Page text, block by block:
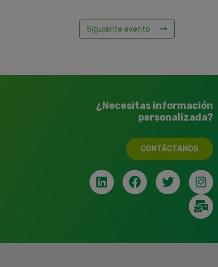
Siguiente evento
¿Necesitas información
personalizada?
CONTÁCTANOS